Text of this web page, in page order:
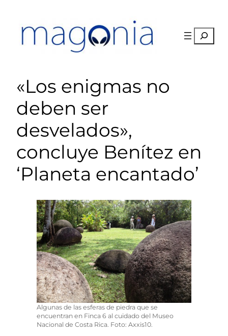
contenido
Buscar
«Los enigmas no
deben ser
desvelados»,
concluye Benítez en
‘Planeta encantado’
Algunas de las esferas de piedra que se
encuentran en Finca 6 al cuidado del Museo
Nacional de Costa Rica. Foto: Axxis10.